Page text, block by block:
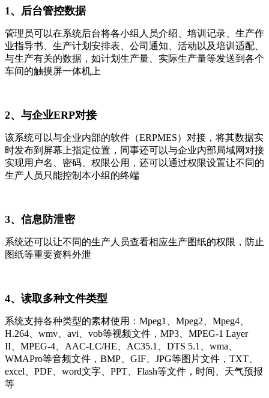
1、 后台管控数据
管理员可以在系统后台将各小组人员介绍、培训记录、生产作
业指导书、生产计划安排表、公司通知、活动以及培训适配、
与生产有关的数据，如计划生产量、实际生产量等发送到各个
车间的触摸屏一体机上
2、 与企业ERP对接
该系统可以与企业内部的软件（ERPMES）对接，将其数据实
时发布到屏幕上指定位置，同事还可以与企业内部局域网对接
实现用户名、密码、权限公用，还可以通过权限设置让不同的
生产人员只能控制本小组的终端
3、 信息防泄密
系统还可以让不同的生产人员查看相应生产图纸的权限，防止
图纸等重要资料外泄
4、 读取多种文件类型
系统支持各种类型的素材使用： Mpeg1 Mpeg2 Mpeg4
H.264
wmv avi vob等视频文件， MP3
MPEG-1 Layer
II
MPEG-4 AAC-LC/HE AC35.1 DTS 5.1 wma
WMAPro等音频文件， BMP GIF JPG等图片文件， TXT
excel
PDF word文字、 PPT Flash等文件，时间、天气预报
等